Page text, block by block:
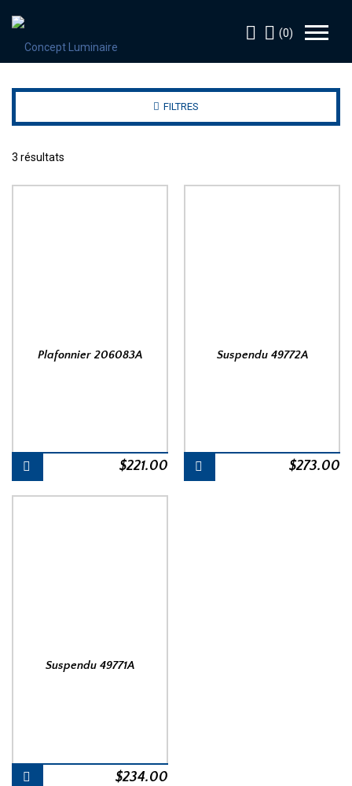
(0)
FILTRES
3 résultats
Plafonnier 206083A
$221.00
Suspendu 49772A
$273.00
Suspendu 49771A
$234.00